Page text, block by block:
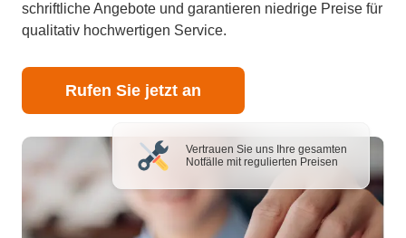
schriftliche Angebote und garantieren niedrige Preise für
qualitativ hochwertigen Service.
Rufen Sie jetzt an
Vertrauen Sie uns Ihre gesamten
Notfälle mit regulierten Preisen